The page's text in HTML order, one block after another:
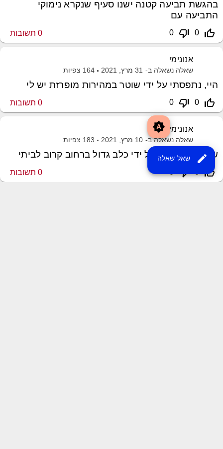
brightness_auto
edit שאל שאלה
בהגשת תביעה קטנה ישנו סעיף שנקרא נימוקי
התביעה עם
thumb_up_off_alt
0
thumb_down_off_alt
0
0 תשובות
אנונימי
שאלה נשאלה ב- 31 מרץ, 2021 164 צפיות
היי, נתפסתי על ידי שוטר במהירות מופרזת יש לי
thumb_up_off_alt
0
thumb_down_off_alt
0
0 תשובות
אנונימי
שאלה נשאלה ב- 10 מרץ, 2021 183 צפיות
שלום הותקפתי על ידי כלב גדול ברחוב קרוב לביתי
thumb_up_off_alt
0
thumb_down_off_alt
0
0 תשובות